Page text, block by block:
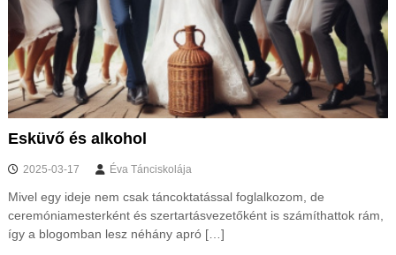
Esküvő és alkohol
2025-03-17 Éva Tánciskolája
Mivel egy ideje nem csak táncoktatással foglalkozom, de
ceremóniamesterként és szertartásvezetőként is számíthattok rám,
így a blogomban lesz néhány apró […]